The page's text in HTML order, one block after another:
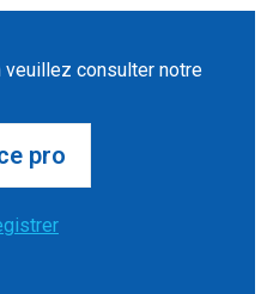
consulter notre
pro